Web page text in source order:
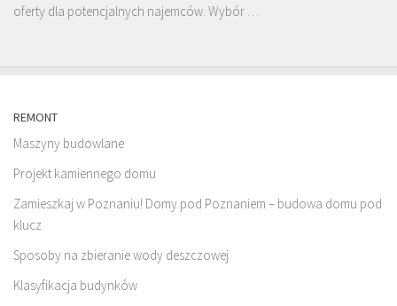
oferty dla potencjalnych najemców. Wybór …
REMONT
Maszyny budowlane
Projekt kamiennego domu
Zamieszkaj w Poznaniu! Domy pod Poznaniem – budowa domu pod
klucz
Sposoby na zbieranie wody deszczowej
Klasyfikacja budynków